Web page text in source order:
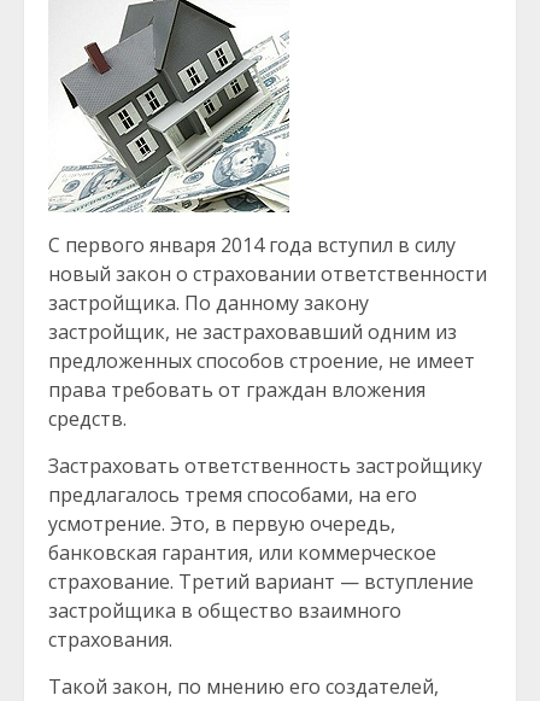
С первого января 2014 года вступил в силу
новый закон о страховании ответственности
застройщика. По данному закону
застройщик, не застраховавший одним из
предложенных способов строение, не имеет
права требовать от граждан вложения
средств.
Застраховать ответственность застройщику
предлагалось тремя способами, на его
усмотрение. Это, в первую очередь,
банковская гарантия, или коммерческое
страхование. Третий вариант — вступление
застройщика в общество взаимного
страхования.
Такой закон, по мнению его создателей,